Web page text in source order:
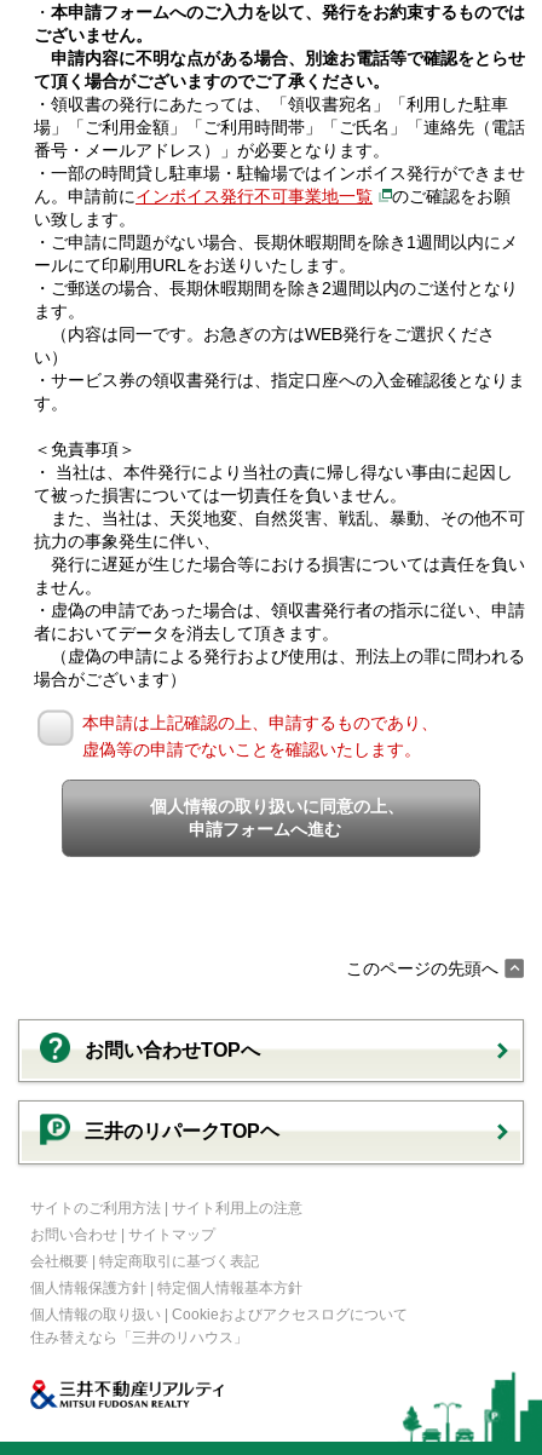
・ 本申請フォームへのご入力を以て、発行をお約束するものでは
ございません。
申請内容に不明な点がある場合、別途お電話等で確認をとらせ
て頂く場合がございますのでご了承ください。
・領収書の発行にあたっては、「領収書宛名」「利用した駐車
場」「ご利用金額」「ご利用時間帯」「ご氏名」「連絡先（電話
番号・メールアドレス）」が必要となります。
・一部の時間貸し駐車場・駐輪場ではインボイス発行ができませ
ん。申請前にインボイス発行不可事業地一覧
のご確認をお願
い致します。
・ご申請に問題がない場合、長期休暇期間を除き1週間以内にメ
ールにて印刷用URLをお送りいたします。
・ご郵送の場合、長期休暇期間を除き2週間以内のご送付となり
ます。
（内容は同一です。お急ぎの方はWEB発行をご選択くださ
い）
・サービス券の領収書発行は、指定口座への入金確認後となりま
す。
＜免責事項＞
・ 当社は、本件発行により当社の責に帰し得ない事由に起因し
て被った損害については一切責任を負いません。
また、当社は、天災地変、自然災害、戦乱、暴動、その他不可
抗力の事象発生に伴い、
発行に遅延が生じた場合等における損害については責任を負い
ません。
・虚偽の申請であった場合は、領収書発行者の指示に従い、申請
者においてデータを消去して頂きます。
（虚偽の申請による発行および使用は、刑法上の罪に問われる
場合がございます）
本申請は上記確認の上、申請するものであり、
虚偽等の申請でないことを確認いたします。
個人情報の取り扱いに同意の上、
申請フォームへ進む
このページの先頭へ
お問い合わせTOPへ
三井のリパークTOPヘ
サイトのご利用方法 | サイト利用上の注意
お問い合わせ | サイトマップ
会社概要 | 特定商取引に基づく表記
個人情報保護方針 | 特定個人情報基本方針
個人情報の取り扱い | Cookieおよびアクセスログについて
住み替えなら
「三井のリハウス」